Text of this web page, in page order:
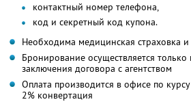
контактный номер телефона,
код и секретный код купона.
Необходима медицинская страховка и
Бронирование осуществляется
заключения договора с агентством
Оплата производится в офисе по
2% конвертация